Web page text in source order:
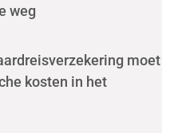
weg
moet
kosten in het